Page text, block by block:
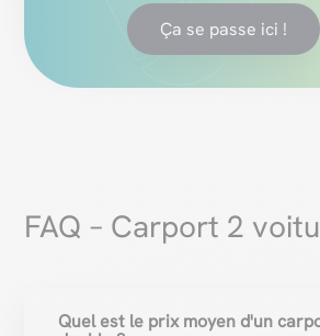
Ça se passe ici !
FAQ – Carport 2
Quel est le prix moyen d'un